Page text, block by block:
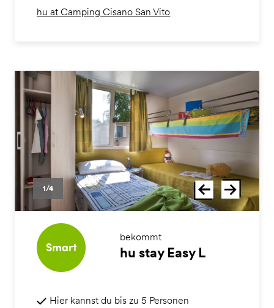
hu at Camping Cisano San Vito
1/4
bekommt
hu stay Easy L
Hier kannst du bis zu 5 Personen